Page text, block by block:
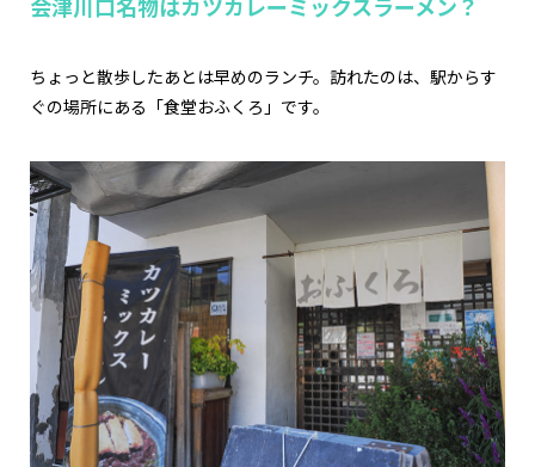
会津川口名物はカツカレーミックスラーメン？
ちょっと散歩したあとは早めのランチ。訪れたのは、駅からす
ぐの場所にある「食堂おふくろ」です。